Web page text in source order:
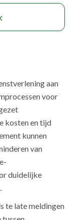
aan
voor
kosten en tijd
kunnen
van
duidelijke
te late meldingen